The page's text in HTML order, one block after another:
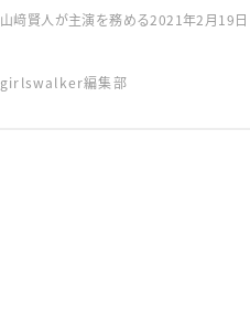
山﨑賢人が主演を務める2021年2月19
girlswalker編集部